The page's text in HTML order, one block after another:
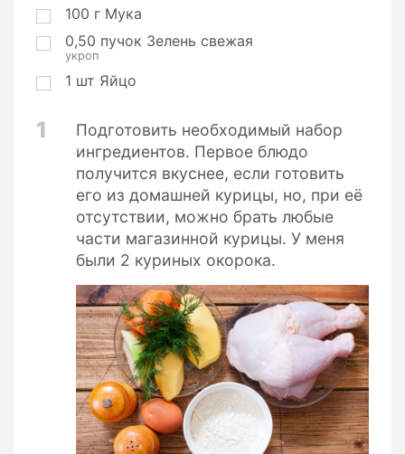
100 г Мука
0,50 пучок Зелень свежая
укроп
1 шт Яйцо
1
Подготовить необходимый набор
ингредиентов. Первое блюдо
получится вкуснее, если готовить
его из домашней курицы, но, при её
отсутствии, можно брать любые
части магазинной курицы. У меня
были 2 куриных окорока.